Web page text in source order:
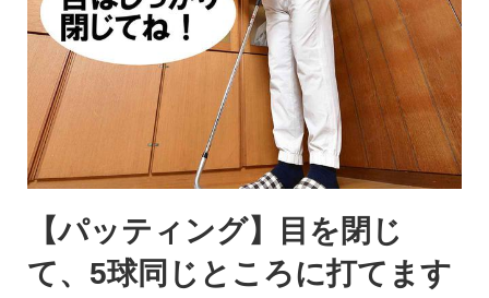
【パッティング】目を閉じ
て、5球同じところに打てます